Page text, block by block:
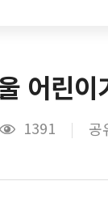
어린이
1391 공